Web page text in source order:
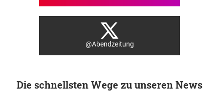
@Abendzeitung
Die schnellsten Wege zu unseren News